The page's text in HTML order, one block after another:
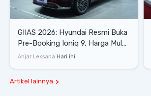
GIIAS 2026: Hyundai Resmi Buka
Pre-Booking Ioniq 9, Harga Mulai
Rp1,49 Miliar
Anjar Leksana Hari ini
Artikel lainnya